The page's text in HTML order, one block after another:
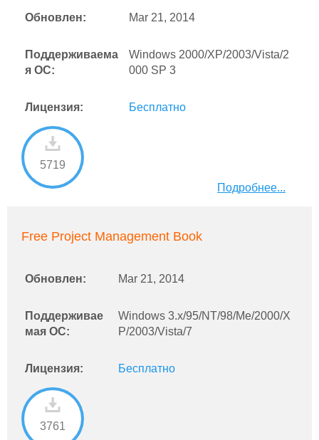
Обновлен: Mar 21, 2014
Поддерживаема
я ОС:
Windows 2000/XP/2003/Vista/2
000 SP 3
Лицензия: Бесплатно
5719
Подробнее...
Free Project Management Book
Обновлен: Mar 21, 2014
Поддерживае
мая ОС:
Windows 3.x/95/NT/98/Me/2000/X
P/2003/Vista/7
Лицензия: Бесплатно
3761